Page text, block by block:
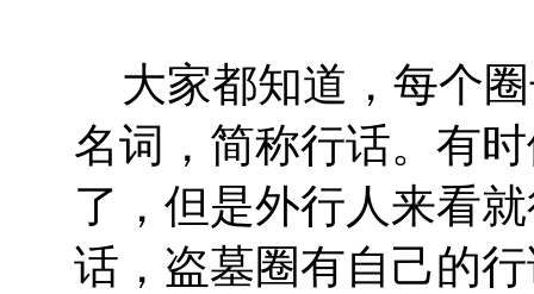
大家都知道，每个
名词，简称行话。有
了，但是外行人来看
话，盗墓圈有自己的